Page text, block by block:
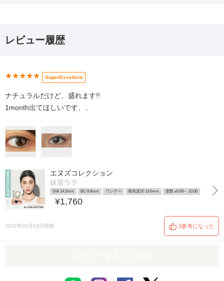
レビュー履歴
★★★★★ SuperExcellent
ナチュラルだけど、盛れます!!
1month出てほしいです、、
エヌズコレクション
抹茶ラテ
DIA 14.2mm BC 8.6mm ワンデー 着色直径 13.0mm 度数 ±0.00~ -10.00
¥1,760
2022年03月03日投稿 3参考になった